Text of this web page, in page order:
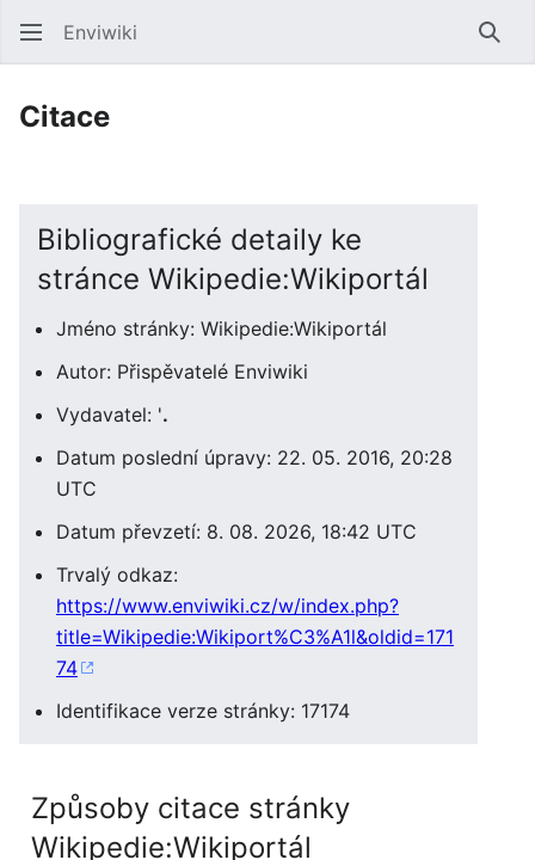
Enviwiki
Citace
Bibliografické detaily ke
stránce Wikipedie:Wikiportál
Jméno stránky: Wikipedie:Wikiportál
Autor: Přispěvatelé Enviwiki
Vydavatel: '.
Datum poslední úpravy: 22. 05. 2016, 20:28
UTC
Datum převzetí: 8. 08. 2026, 18:42 UTC
Trvalý odkaz:
https://www.enviwiki.cz/w/index.php?
title=Wikipedie:Wikiport%C3%A1l&oldid=171
74
Identifikace verze stránky: 17174
Způsoby citace stránky
Wikipedie:Wikiportál